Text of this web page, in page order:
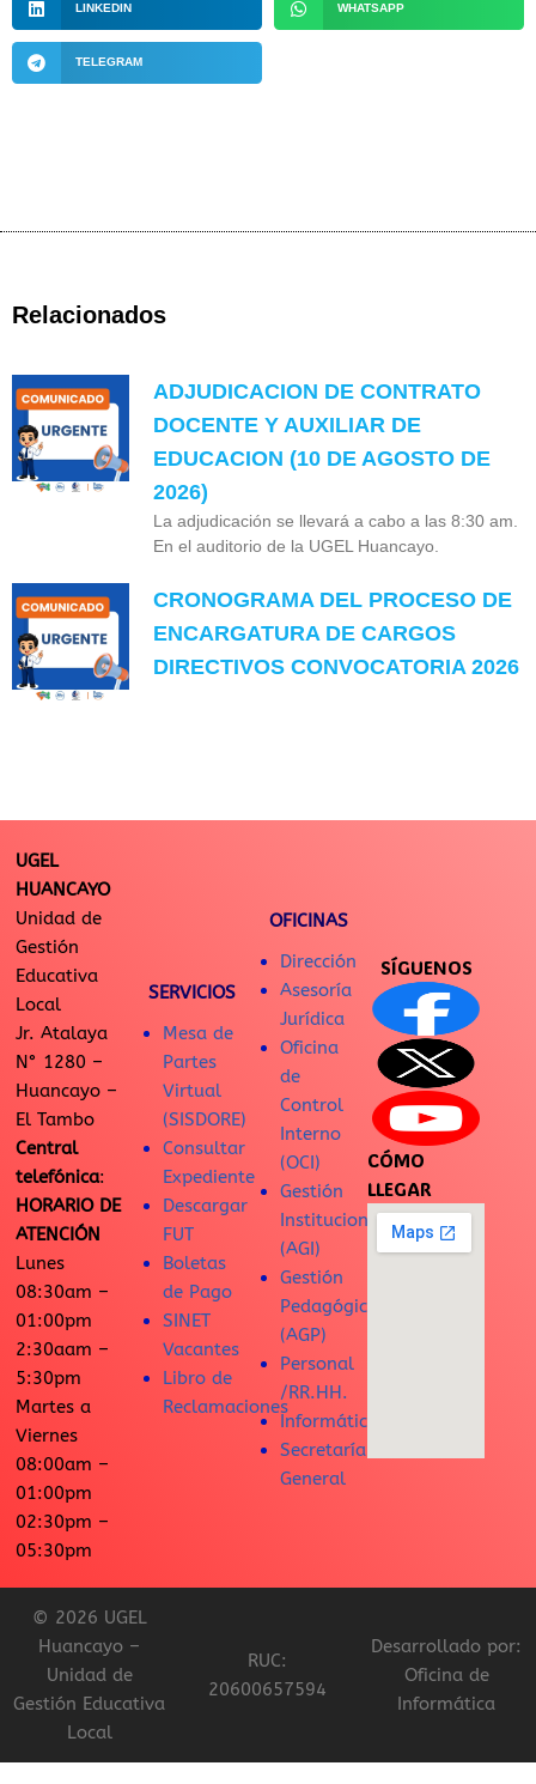
LINKEDIN WHATSAPP
TELEGRAM
Relacionados
ADJUDICACION DE CONTRATO
DOCENTE Y AUXILIAR DE
EDUCACION (10 DE AGOSTO DE
2026)
La adjudicación se llevará a cabo a las 8:30 am.
En el auditorio de la UGEL Huancayo.
CRONOGRAMA DEL PROCESO DE
ENCARGATURA DE CARGOS
DIRECTIVOS CONVOCATORIA 2026
UGEL
HUANCAYO
Unidad de
Gestión
Educativa
Local
Jr. Atalaya
N° 1280 –
Huancayo –
El Tambo
Central
telefónica:
HORARIO DE
ATENCIÓN
Lunes
08:30am –
01:00pm
2:30aam –
5:30pm
Martes a
Viernes
08:00am –
01:00pm
02:30pm –
05:30pm
SERVICIOS
Mesa de
Partes
Virtual
(SISDORE)
Consultar
Expediente
Descargar
FUT
Boletas
de Pago
SINET
Vacantes
Libro de
Reclamaciones
OFICINAS
Dirección
Asesoría
Jurídica
Oficina
de
Control
Interno
(OCI)
Gestión
Institucional
(AGI)
Gestión
Pedagógica
(AGP)
Personal
/RR.HH.
Informática
Secretaría
General
SÍGUENOS
CÓMO
LLEGAR
© 2026 UGEL
Huancayo –
Unidad de
Gestión Educativa
Local
RUC:
20600657594
Desarrollado por:
Oficina de
Informática